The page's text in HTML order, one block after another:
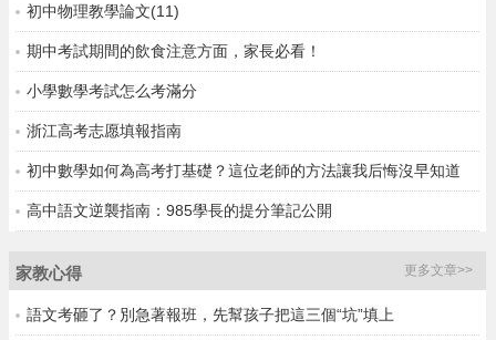
初中物理教學論文(11)
期中考試期間的飲食注意方面，家長必看！
小學數學考試怎么考滿分
浙江高考志愿填報指南
初中數學如何為高考打基礎？這位老師的方法讓我后悔沒早知道
高中語文逆襲指南：985學長的提分筆記公開
更多文章>>
家教心得
語文考砸了？別急著報班，先幫孩子把這三個“坑”填上